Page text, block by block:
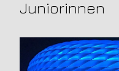
Juniorinnen